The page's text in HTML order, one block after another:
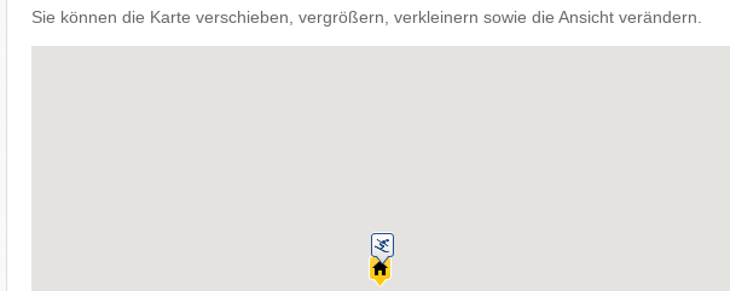
Sie können die Karte verschieben, vergrößern, verkleinern sowie die Ansicht verändern.